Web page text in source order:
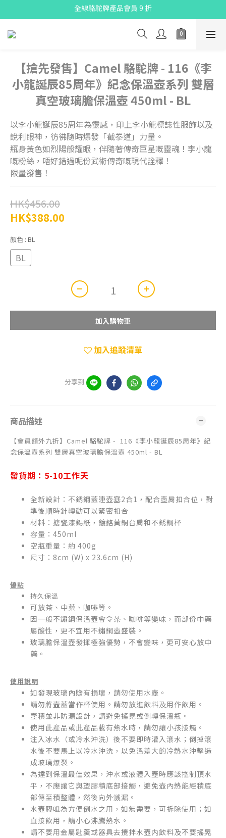
X Pay ！  新註冊用戶首單滿$80 即減$30
全線駱駝牌產品會員 9 折
購物折實滿$300可享免運費
X Pay ！  新註冊用戶首單滿$80 即減$30
【搶先發售】Camel 駱駝牌 - 116《李
小龍誕辰85周年》紀念保溫壺系列 雙層
真空玻璃膽保溫壺 450ml - BL
以李小龍誕辰85周年為靈感，印上李小龍標誌性服飾以及
銳利眼神，彷彿隨時爆發「截拳道」力量。
瓶身黃色如烈陽般耀眼，伴隨著傳奇巨星嘅靈魂！李小龍
嘅粉絲，唔好錯過呢份武術傳奇嘅現代詮釋！
限量發售！
HK$456.00
HK$388.00
顏色 : BL
BL
加入購物車
加入追蹤清單
分享到
商品描述
【會員額外九折】Camel 駱駝牌 - 116《李小龍誕辰85周年》紀
念保溫壺系列 雙層真空玻璃膽保溫壺 450ml - BL
發貨期：5-10工作天
全新設計：不銹鋼蓋連壺塞2合1，配合壺肩扣合位，對
準後順時針轉動可以緊密扣合
材料：搪瓷漆錫紙，鍍鉻黃銅台肩和不銹鋼杯
容量：450ml
空瓶重量：約 400g
尺寸：8cm (W) x 23.6cm (H)
優點
持久保溫
可放茶、中藥、咖啡等。
因一般不鏽鋼保溫壺會令茶、咖啡等變味，而部份中藥
屬酸性，更不宜用不鏽鋼壺盛裝。
玻璃膽保溫壺發揮極強優勢，不會變味，更可安心放中
藥。
使用說明
如發現玻璃內贍有損壞，請勿使用水壺。
請勿將壼蓋當作杯使用。請勿放進飲料及用作飲用。
壼積並非防漏設計，請避免搖晃或倒轉保溫瓶。
使用此產品或此產品載有熱水時，請勿讓小孩接觸。
注入冰水（或冷水沖洗）後不要即時灌入滾水；倒掉滾
水後不要馬上以冷水沖洗，以免溫差大的冷熱水沖擊造
成玻璃爆裂。
為達到保溫最佳效果，沖水或液體入壺時應該控制頂水
平，不應讓它與塑膠積底部接觸，避免壺內熱能經積底
部傳至積整體，然後向外溅漏。
水壺膠咀為方便倒水之用，如無需要，可拆除使用；如
直接飲用，請小心沸騰熱水。
請不要用金屬匙羹或器具去攪拌水壺内飲料及不要搖晃